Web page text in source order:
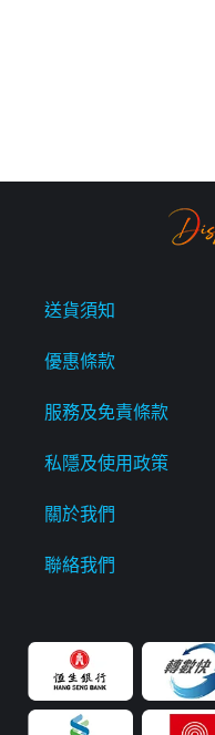
送貨須知
優惠條款
服務及免責條款
私隱及使用政策
關於我們
聯絡我們